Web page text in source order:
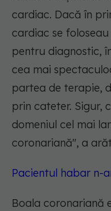
cardiac. Dacă în
cardiac se
pentru diagnostic,
cea mai
partea de terapie,
prin cateter. Sigur,
domeniul cel mai
coronariană", a
Pacientul habar n-
Boala coronariană